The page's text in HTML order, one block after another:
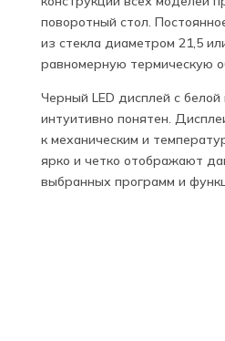
поворотный стол.
из стекла диаметром 21,5
равномерную термическую
Черный LED дисплей с белой
интуитивно понятен.
к механическим и
ярко и четко отображают
выбранных программ и